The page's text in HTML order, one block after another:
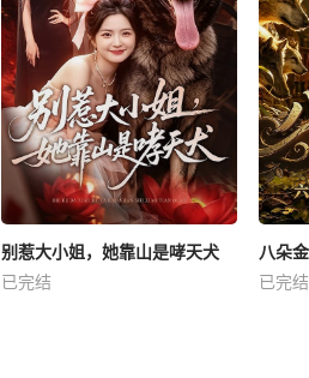
别惹大小姐，她靠山是哮天犬
已完结
已完结